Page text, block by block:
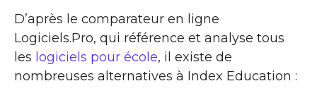
D’après le comparateur en ligne
Logiciels.Pro, qui référence et analyse tous
les logiciels pour école, il existe de
nombreuses alternatives à Index Education :